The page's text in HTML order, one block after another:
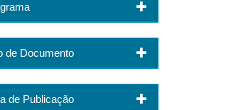
de Documento
de Publicação